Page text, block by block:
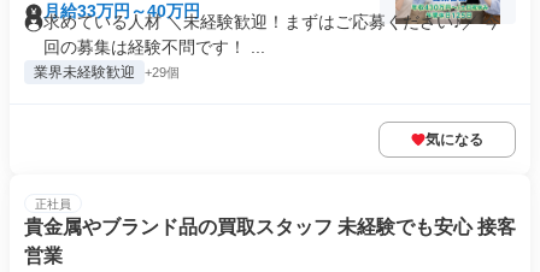
口
月給33万円～40万円
求めている人材 ＼未経験歓迎！まずはご応募ください♪／ 今
回の募集は経験不問です！ ...
業界未経験歓迎 +29個
気になる
正社員
貴金属やブランド品の買取スタッフ 未経験でも安心 接客
営業